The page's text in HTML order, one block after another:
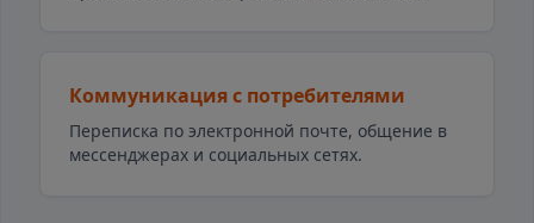
Коммуникация с потребителями
Переписка по электронной почте, общение в
мессенджерах и социальных сетях.